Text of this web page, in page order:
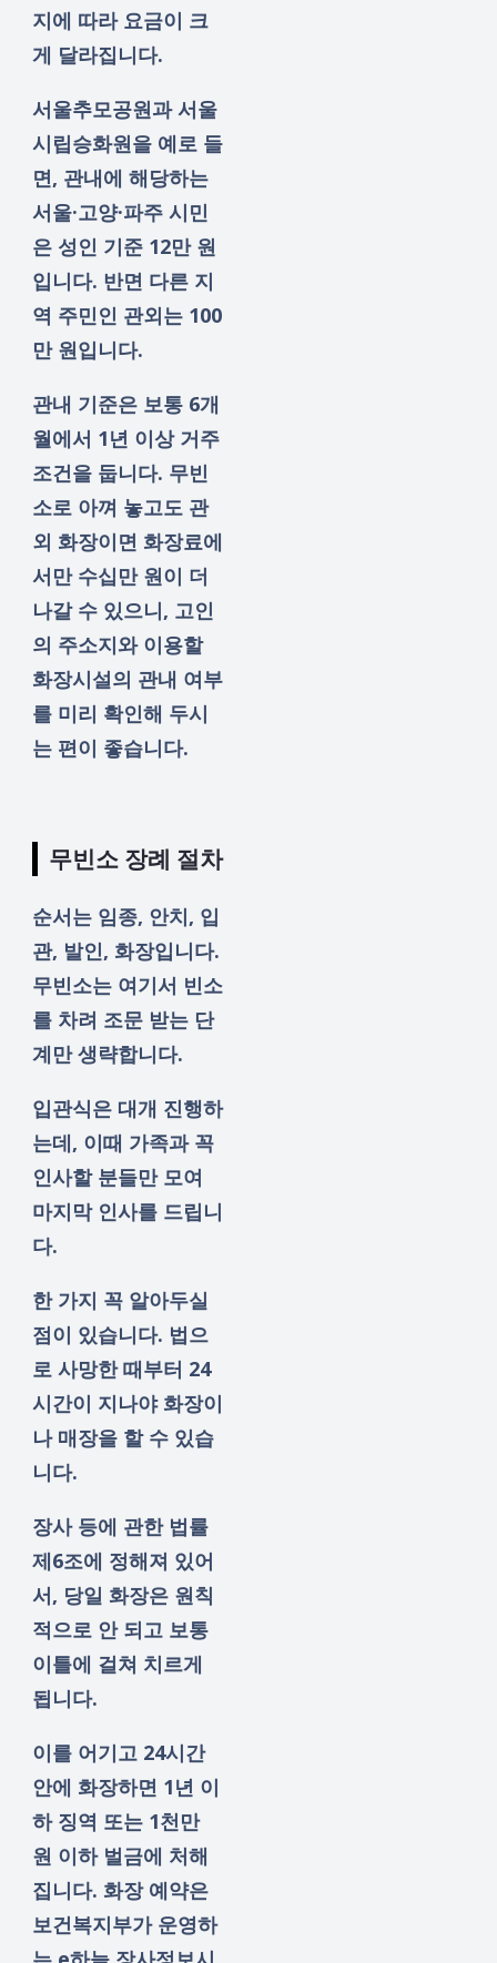
지에 따라 요금이 크
게 달라집니다.
서울추모공원과 서울
시립승화원을 예로 들
면, 관내에 해당하는
서울·고양·파주 시민
은 성인 기준 12만 원
입니다. 반면 다른 지
역 주민인 관외는 100
만 원입니다.
관내 기준은 보통 6개
월에서 1년 이상 거주
조건을 둡니다. 무빈
소로 아껴 놓고도 관
외 화장이면 화장료에
서만 수십만 원이 더
나갈 수 있으니, 고인
의 주소지와 이용할
화장시설의 관내 여부
를 미리 확인해 두시
는 편이 좋습니다.
무빈소 장례 절차
순서는 임종, 안치, 입
관, 발인, 화장입니다.
무빈소는 여기서 빈소
를 차려 조문 받는 단
계만 생략합니다.
입관식은 대개 진행하
는데, 이때 가족과 꼭
인사할 분들만 모여
마지막 인사를 드립니
다.
한 가지 꼭 알아두실
점이 있습니다. 법으
로 사망한 때부터 24
시간이 지나야 화장이
나 매장을 할 수 있습
니다.
장사 등에 관한 법률
제6조에 정해져 있어
서, 당일 화장은 원칙
적으로 안 되고 보통
이틀에 걸쳐 치르게
됩니다.
이를 어기고 24시간
안에 화장하면 1년 이
하 징역 또는 1천만
원 이하 벌금에 처해
집니다. 화장 예약은
보건복지부가 운영하